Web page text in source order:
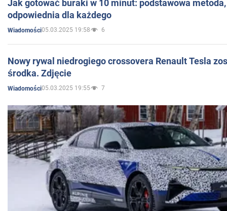
Jak gotować buraki w 10 minut: podstawowa
odpowiednia dla każdego
Wiadomości05.03.2025 19:58 6
Nowy rywal niedrogiego crossovera Renault Tesla
środka. Zdjęcie
Wiadomości05.03.2025 19:55 7